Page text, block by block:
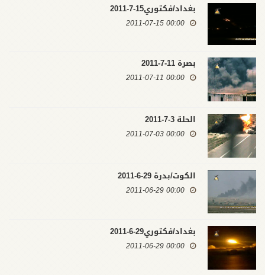
بغداد/فكتوري15-7-2011
00:00 2011-07-15
بصرة 11-7-2011
00:00 2011-07-11
الحلة 3-7-2011
00:00 2011-07-03
الكوت/بدرة 29-6-2011
00:00 2011-06-29
بغداد/فكتوري29-6-2011
00:00 2011-06-29